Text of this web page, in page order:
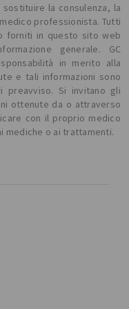
la consulenza, la
professionista. Tutti
forniti in questo sito web
generale. GC
in merito alla
e tali informazioni sono
preavviso. Si invitano gli
ottenute da o attraverso
con il proprio medico
mediche o ai trattamenti.